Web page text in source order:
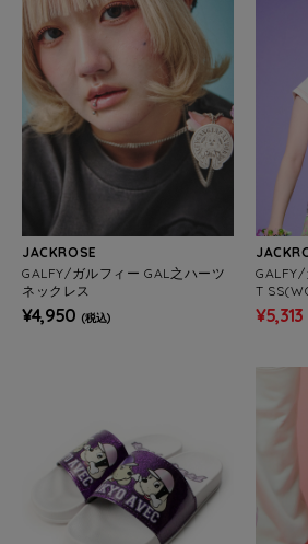
JACKROSE
GALFY/ガルフィー GAL之ハーツ
ネックレス
¥4,950 (税込)
GALFY/
T
¥5,313